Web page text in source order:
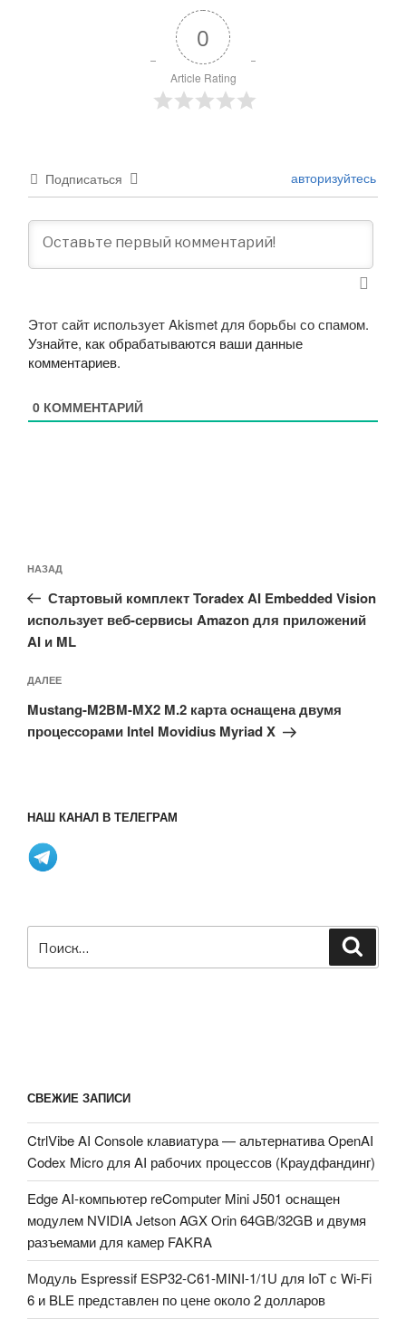
0
Article Rating
Подписаться авторизуйтесь
Этот сайт использует Akismet для борьбы со спамом.
Узнайте, как обрабатываются ваши данные
комментариев.
0 КОММЕНТАРИЙ
по
записям
Предыдущая
запись:
НАЗАД
Стартовый комплект Toradex AI Embedded Vision
использует веб-сервисы Amazon для приложений
AI и ML
Следующая
запись
ДАЛЕЕ
Mustang-M2BM-MX2 M.2 карта оснащена двумя
процессорами Intel Movidius Myriad X
НАШ КАНАЛ В ТЕЛЕГРАМ
СВЕЖИЕ ЗАПИСИ
CtrlVibe AI Console клавиатура — альтернатива OpenAI
Codex Micro для AI рабочих процессов (Краудфандинг)
Edge AI-компьютер reComputer Mini J501 оснащен
модулем NVIDIA Jetson AGX Orin 64GB/32GB и двумя
разъемами для камер FAKRA
Модуль Espressif ESP32-C61-MINI-1/1U для IoT с Wi-Fi
6 и BLE представлен по цене около 2 долларов